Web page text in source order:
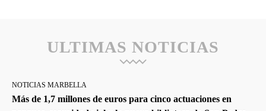
ULTIMAS NOTICIAS
NOTICIAS MARBELLA
Más de 1,7 millones de euros para cinco actuaciones en